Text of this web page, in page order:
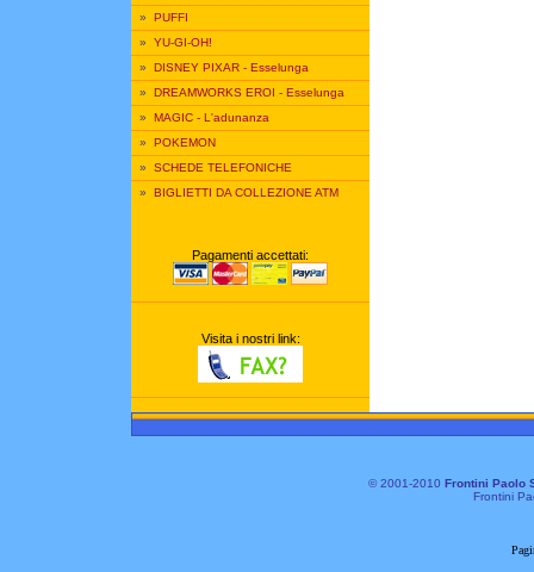
» PUFFI
» YU-GI-OH!
» DISNEY PIXAR - Esselunga
» DREAMWORKS EROI - Esselunga
» MAGIC - L'adunanza
» POKEMON
» SCHEDE TELEFONICHE
» BIGLIETTI DA COLLEZIONE ATM
Pagamenti accettati:
Visita i nostri link:
© 2001-2010 Frontini Paolo
Frontini